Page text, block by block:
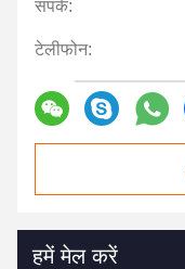
संपर्क:
टेलीफोन:
हमें मेल करें